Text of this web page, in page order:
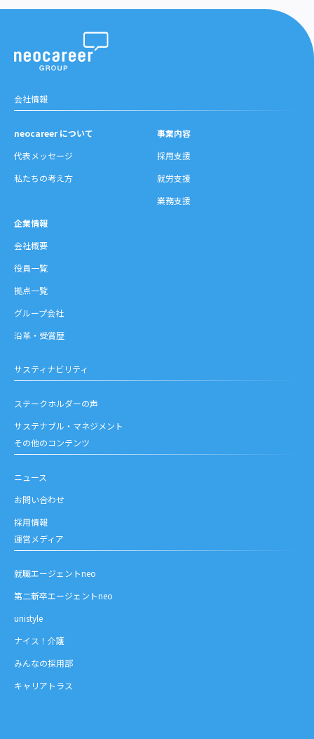
会社情報
neocareer について
代表メッセージ
私たちの考え方
事業内容
採用支援
就労支援
業務支援
企業情報
会社概要
役員一覧
拠点一覧
グループ会社
沿革・受賞歴
サスティナビリティ
ステークホルダーの声
サステナブル・マネジメント
その他のコンテンツ
ニュース
お問い合わせ
採用情報
運営メディア
就職エージェントneo
第二新卒エージェントneo
unistyle
ナイス！介護
みんなの採用部
キャリアトラス